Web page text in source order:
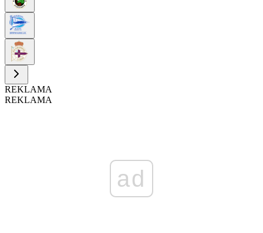
REKLAMA
REKLAMA
ad